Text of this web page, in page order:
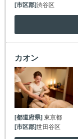
[市区郡]渋谷区
カオン
[都道府県] 東京都
[市区郡]世田谷区